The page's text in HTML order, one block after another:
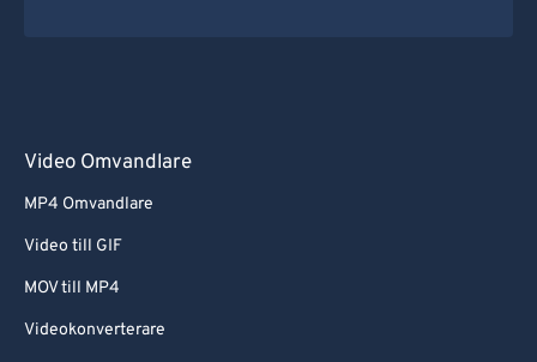
Video Omvandlare
MP4 Omvandlare
Video till GIF
MOV till MP4
Videokonverterare